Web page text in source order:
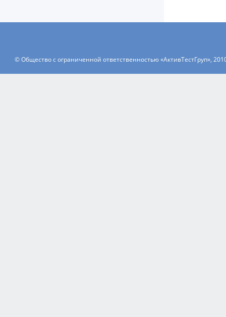
© Общество с ограниченной ответственностью «АктивТестГруп»,